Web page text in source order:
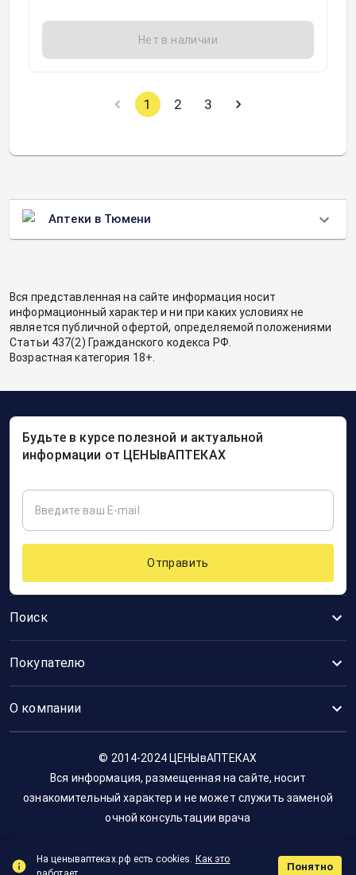
Нет в наличии
1 2 3
Аптеки в Тюмени
Вся представленная на сайте информация носит
информационный характер и ни при каких условиях не
является публичной офертой, определяемой положениями
Статьи 437(2) Гражданского кодекса РФ.
Возрастная категория 18+.
Поиск
Покупателю
О компании
Будьте в курсе полезной и актуальной
информации от ЦЕНЫвАПТЕКАХ
Отправить
© 2014-2024 ЦЕНЫвАПТЕКАХ
Вся информация, размещенная на сайте, носит
ознакомительный характер и не может служить заменой
очной консультации врача
На ценываптеках.рф есть cookies. Как это
Понятно